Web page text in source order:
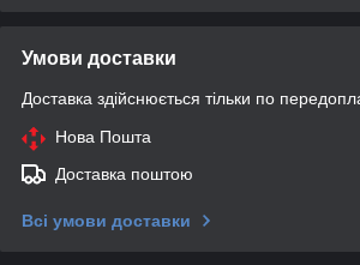
Умови доставки
Доставка здійснюється тільки по
Нова Пошта
Доставка поштою
Всі умови доставки